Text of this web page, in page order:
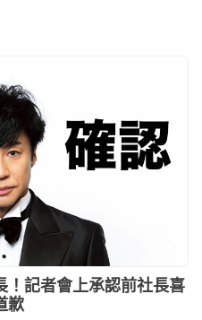
！記者會上承認前社長喜
歉